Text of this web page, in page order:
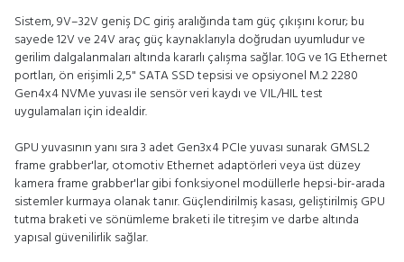
Sistem, 9V–32V geniş DC giriş aralığında tam güç çıkışını korur; bu
sayede 12V ve 24V araç güç kaynaklarıyla doğrudan uyumludur ve
gerilim dalgalanmaları altında kararlı çalışma sağlar. 10G ve 1G Ethernet
portları, ön erişimli 2,5" SATA SSD tepsisi ve opsiyonel M.2 2280
Gen4x4 NVMe yuvası ile sensör veri kaydı ve VIL/HIL test
uygulamaları için idealdir.
GPU yuvasının yanı sıra 3 adet Gen3x4 PCIe yuvası sunarak GMSL2
frame grabber'lar, otomotiv Ethernet adaptörleri veya üst düzey
kamera frame grabber'lar gibi fonksiyonel modüllerle hepsi-bir-arada
sistemler kurmaya olanak tanır. Güçlendirilmiş kasası, geliştirilmiş GPU
tutma braketi ve sönümleme braketi ile titreşim ve darbe altında
yapısal güvenilirlik sağlar.